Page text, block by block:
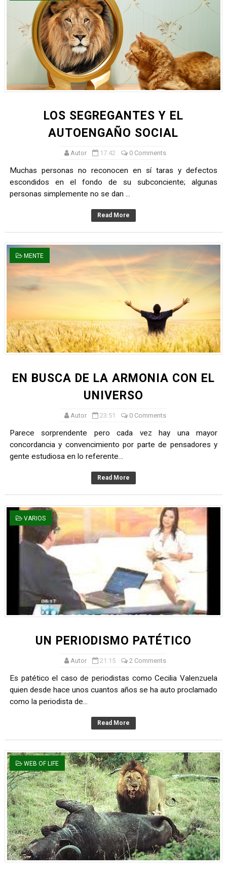
LOS SEGREGANTES Y EL
AUTOENGAÑO SOCIAL
Autor 17:42 0 Comments
Muchas personas no reconocen en sí taras y defectos
escondidos en el fondo de su subconciente; algunas
personas simplemente no se dan ...
Read More
MENTE
EN BUSCA DE LA ARMONIA CON EL
UNIVERSO
Autor 23:51 0 Comments
Parece sorprendente pero cada vez hay una mayor
concordancia y convencimiento por parte de pensadores y
gente estudiosa en lo referente...
Read More
VARIOS
UN PERIODISMO PATÉTICO
Autor 21:15 2 Comments
Es patético el caso de periodistas como Cecilia Valenzuela
quien desde hace unos cuantos años se ha auto proclamado
como la periodista de...
Read More
WEB OF LIFE